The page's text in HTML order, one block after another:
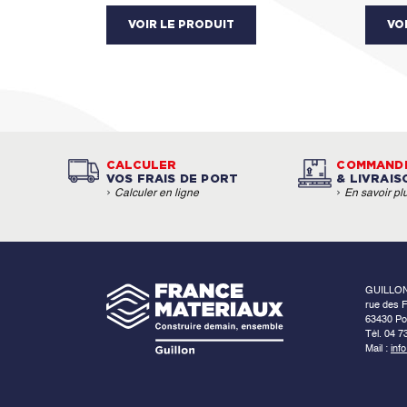
VOIR LE PRODUIT
CALCULER
VOS FRAIS DE PORT
› Calculer en ligne
&
› En savoir
rue des
63430
Tél. 04
Mail :